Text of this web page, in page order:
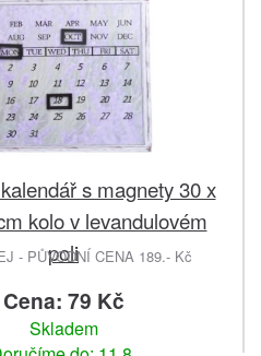
s magnety 30 x
kolo v levandulovém
poli
- PŮVODNÍ CENA 189.- Kč
Cena: 79 Kč
Skladem